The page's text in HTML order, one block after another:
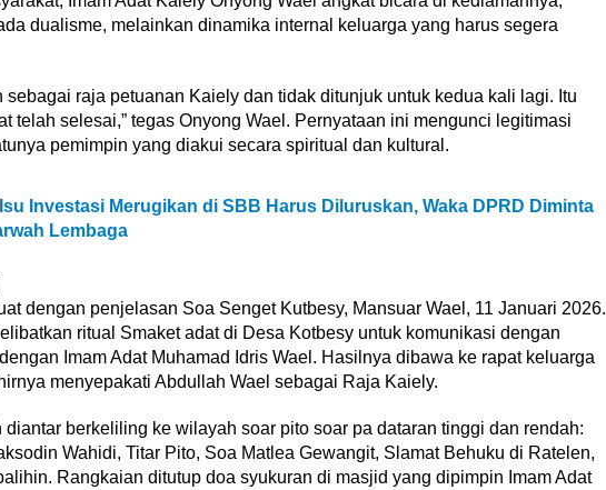
dualisme, melainkan dinamika internal keluarga yang harus segera
sebagai raja petuanan Kaiely dan tidak ditunjuk untuk kedua kali lagi. Itu
telah selesai,” tegas Onyong Wael. Pernyataan ini mengunci legitimasi
pemimpin yang diakui secara spiritual dan kultural.
Investasi Merugikan di SBB Harus Diluruskan, Waka DPRD Diminta
Lembaga
dengan penjelasan Soa Senget Kutbesy, Mansuar Wael, 11 Januari 2026.
ritual Smaket adat di Desa Kotbesy untuk komunikasi dengan
Imam Adat Muhamad Idris Wael. Hasilnya dibawa ke rapat keluarga
menyepakati Abdullah Wael sebagai Raja Kaiely.
berkeliling ke wilayah soar pito soar pa dataran tinggi dan rendah:
Wahidi, Titar Pito, Soa Matlea Gewangit, Slamat Behuku di Ratelen,
Rangkaian ditutup doa syukuran di masjid yang dipimpin Imam Adat